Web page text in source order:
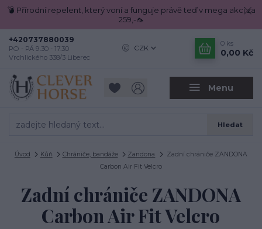
💣 Přírodní repelent, který voní a funguje právě teď v mega akci za
259,-🦟
Menu
CZK
Hledat
+420737880039
PO - PÁ 9.30 - 17.30
Vrchlického 338/3 Liberec
0 ks
0,00 Kč
Úvod Kůň Chrániče, bandáže Zandona
Zadní chrániče ZANDONA
Carbon Air Fit Velcro
Zadní chrániče ZANDONA
Carbon Air Fit Velcro